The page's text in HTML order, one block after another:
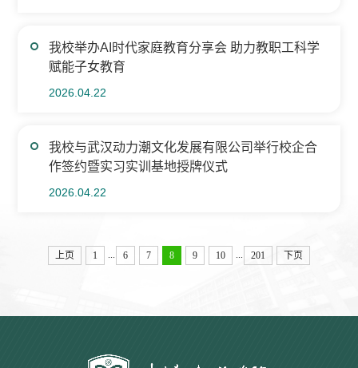
我校举办AI时代家庭教育分享会 助力教职工科学
赋能子女教育
2026.04.22
我校与武汉动力潮文化发展有限公司举行校企合
作签约暨实习实训基地授牌仪式
2026.04.22
上页 1 6 7 8 9 10 201 下页